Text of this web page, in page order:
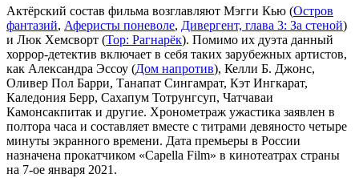
Актёрский состав фильма возглавляют Мэгги Кью (Остров
фантазий, Аферисты поневоле, Дивергент, глава 3: За стеной)
и Люк Хемсворт (Тор: Рагнарёк). Помимо их дуэта данный
хоррор-детектив включает в себя таких зарубежных артистов,
как Александра Эссоу (Дом напротив), Келли Б. Джонс,
Оливер Пол Барри, Танапат Сингамрат, Кэт Ингкарат,
Каледония Берр, Сахапум Тотрунгсуп, Чатчаваи
Камонсакпитак и другие. Хронометраж ужастика заявлен в
полтора часа и составляет вместе с титрами девяносто четыре
минуты экранного времени. Дата премьеры в России
назначена прокатчиком «Capella Film» в кинотеатрах страны
на 7-ое января 2021.